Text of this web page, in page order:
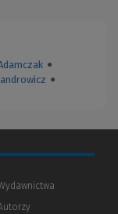
●
●